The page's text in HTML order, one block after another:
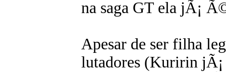
na saga GT ela jÃ¡
Apesar de ser filha
lutadores (Kuririn